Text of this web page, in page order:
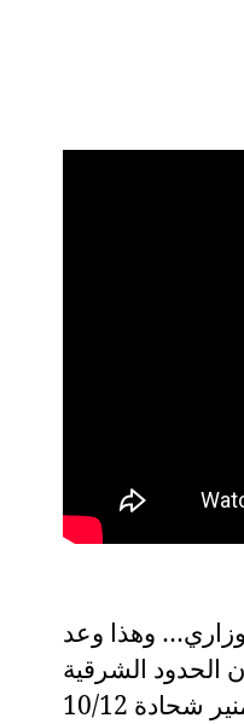
وهذا وعد
الحدود الشرقية
منير شحادة